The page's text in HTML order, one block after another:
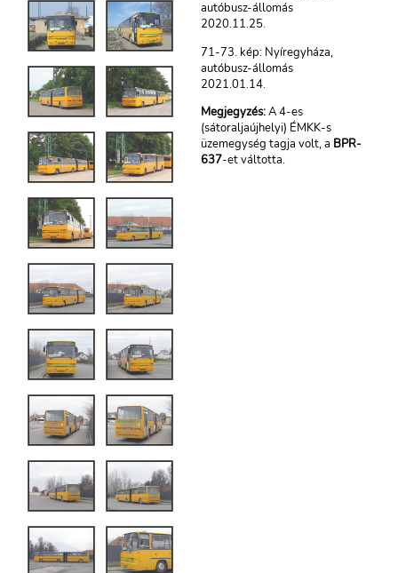
autóbusz-állomás
2020.11.25.
71-73. kép: Nyíregyháza,
autóbusz-állomás
2021.01.14.
Megjegyzés:A 4-es
(sátoraljaújhelyi) ÉMKK-s
üzemegység tagja volt, a BPR-
637-et váltotta.